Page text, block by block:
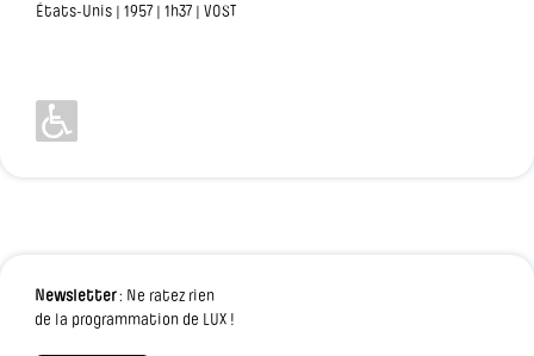
États-Unis | 1957 | 1h37 | VOST
Newsletter: Ne ratez rien
de la programmation de LUX !